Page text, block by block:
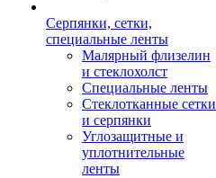
Серпянки, сетки,
специальные ленты
Малярный флизелин
и стеклохолст
Специальные ленты
Стеклотканные сетки
и серпянки
Углозащитные и
уплотнительные
ленты